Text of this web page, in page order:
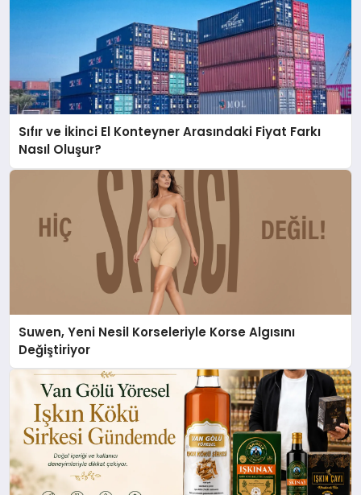
Sıfır ve İkinci El Konteyner Arasındaki Fiyat Farkı
Nasıl Oluşur?
Suwen, Yeni Nesil Korseleriyle Korse Algısını
Değiştiriyor